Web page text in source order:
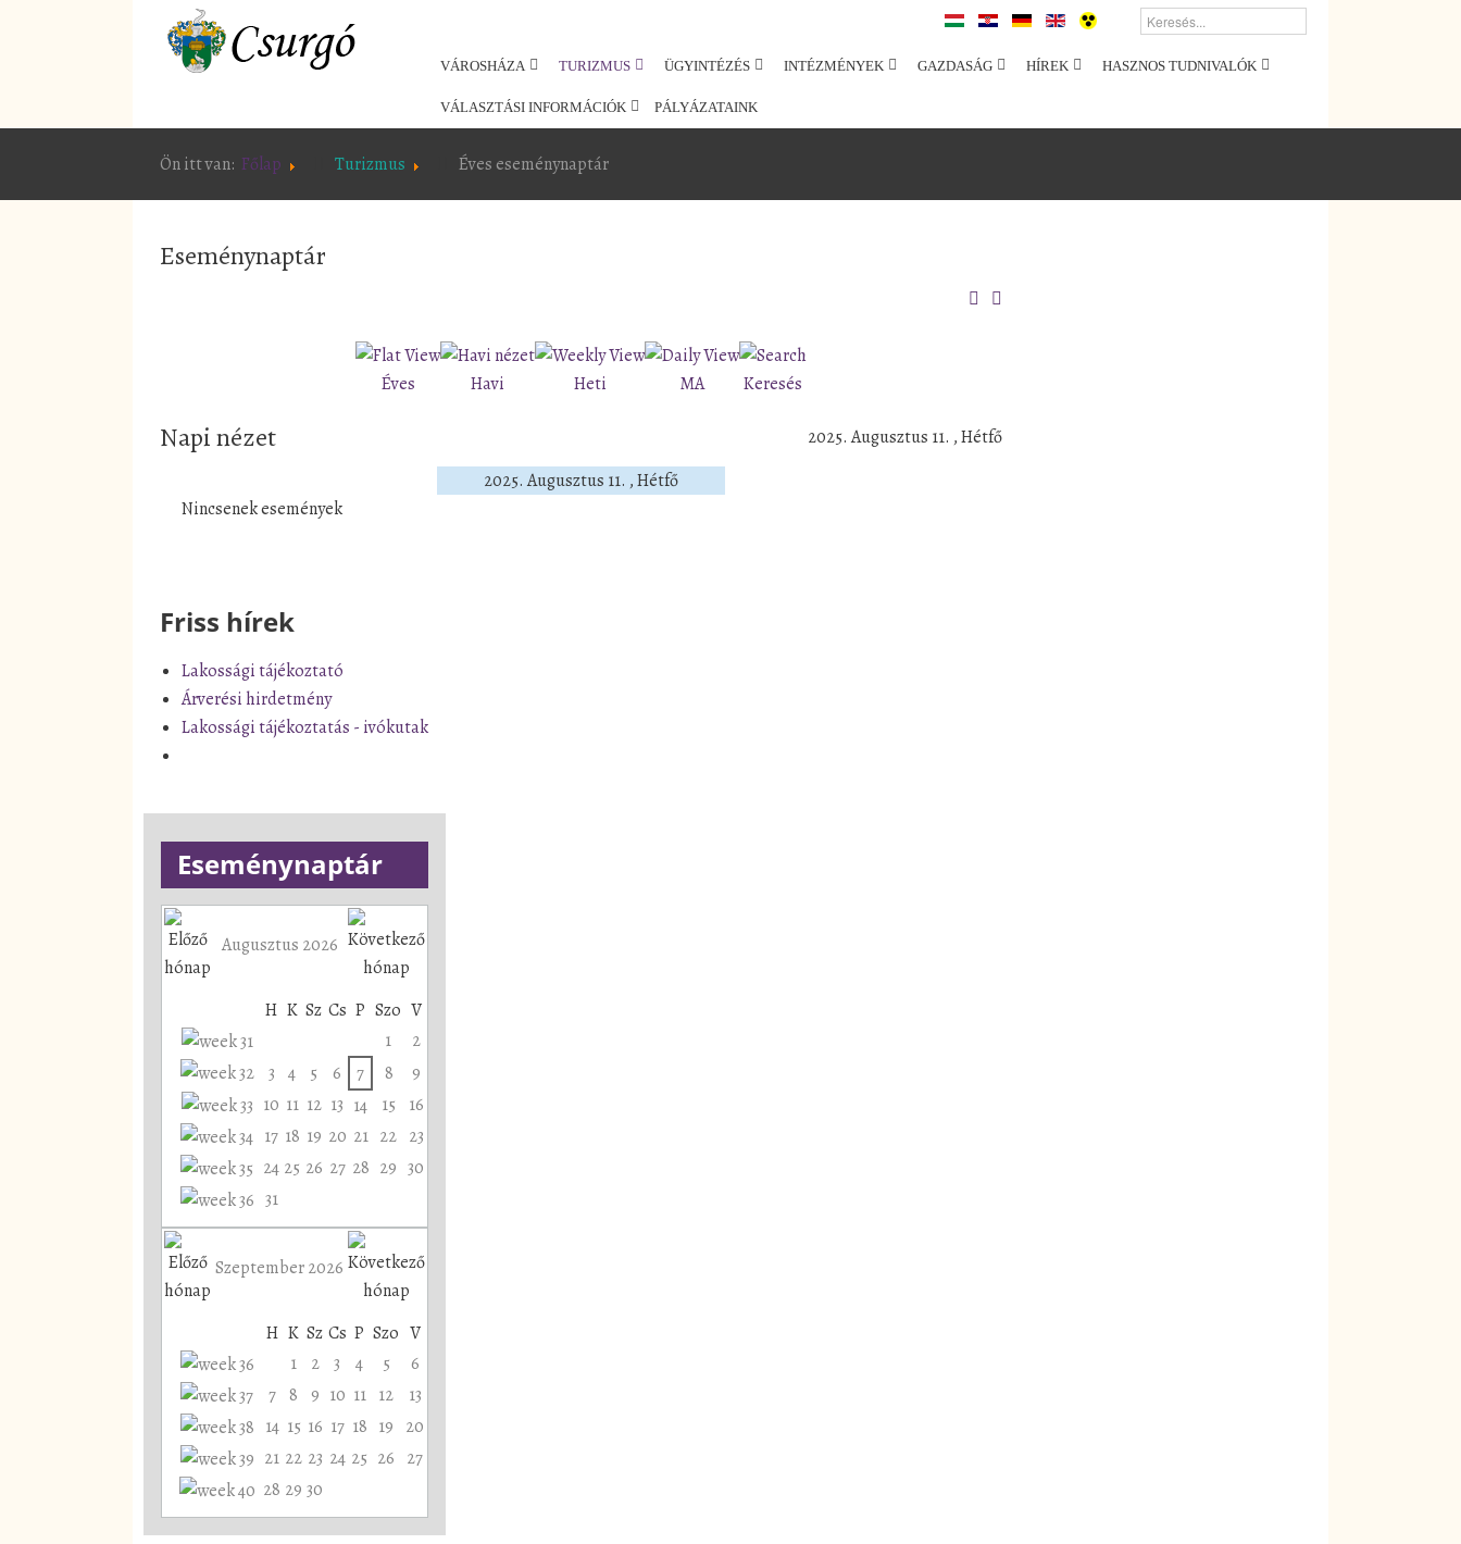
VÁROSHÁZA TURIZMUS ÜGYINTÉZÉS INTÉZMÉNYEK GAZDASÁG HÍREK HASZNOS TUDNIVALÓK
VÁLASZTÁSI INFORMÁCIÓK PÁLYÁZATAINK
Ön itt van: Főlap Turizmus Éves eseménynaptár
Eseménynaptár
Éves Havi Heti MA Keresés
Napi nézet
2025. Augusztus 11. , Hétfő
2025. Augusztus 11. , Hétfő
Nincsenek események
Friss hírek
Lakossági tájékoztató
Árverési hirdetmény
Lakossági tájékoztatás - ivókutak
Eseménynaptár
Augusztus 2026
H K Sz Cs P Szo V
1
2
3 4 5 6 7 8
9
10 11 12 13 14 15
16
17 18 19 20 21 22 23
24 25 26 27 28 29 30
31
Szeptember 2026
H K Sz Cs P Szo V
1
2 3 4 5
6
7 8 9 10 11 12
13
14 15 16 17 18 19 20
21 22 23 24 25 26 27
28 29 30